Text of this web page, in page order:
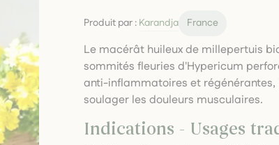
Produit par : Karandja France
Le macérât huileux de millepertuis
sommités fleuries d'Hypericum
anti-inflammatoires et
soulager les douleurs musculaires.
Indications - Usages